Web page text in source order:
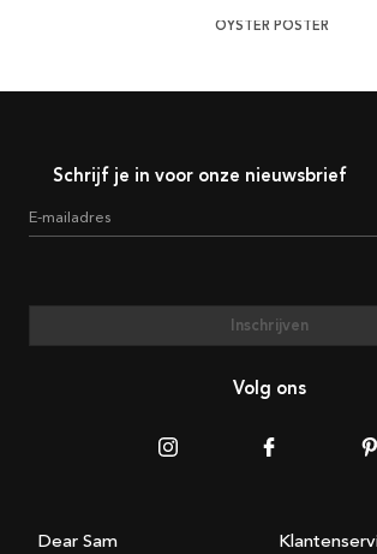
OYSTER POSTER
Schrijf je in voor onze nieuwsbrief
E-mailadres
Inschrijven
Volg ons
Dear Sam